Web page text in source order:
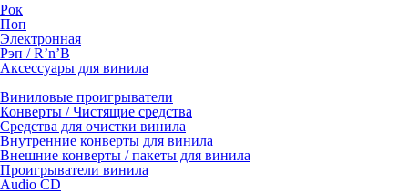
Рок
Поп
Электронная
Рэп / R’n’B
Аксессуары для винила
Виниловые проигрыватели
Конверты / Чистящие средства
Средства для очистки винила
Внутренние конверты для винила
Внешние конверты / пакеты для винила
Проигрыватели винила
Audio CD